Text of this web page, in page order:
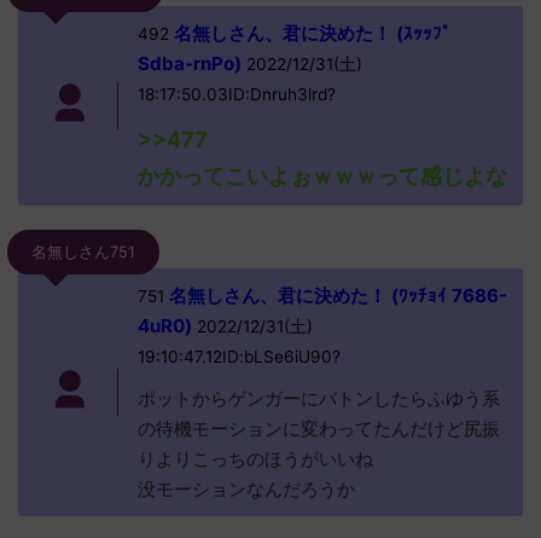
492 名無しさん、君に決めた！ (ｽｯｯﾌﾟ
Sdba-rnPo) 2022/12/31(土)
18:17:50.03ID:Dnruh3lrd?
>>477
かかってこいよぉｗｗｗって感じよな
名無しさん751
751 名無しさん、君に決めた！ (ﾜｯﾁｮｲ 7686-
4uR0) 2022/12/31(土)
19:10:47.12ID:bLSe6iU90?
ポットからゲンガーにバトンしたらふゆう系
の待機モーションに変わってたんだけど尻振
りよりこっちのほうがいいね
没モーションなんだろうか